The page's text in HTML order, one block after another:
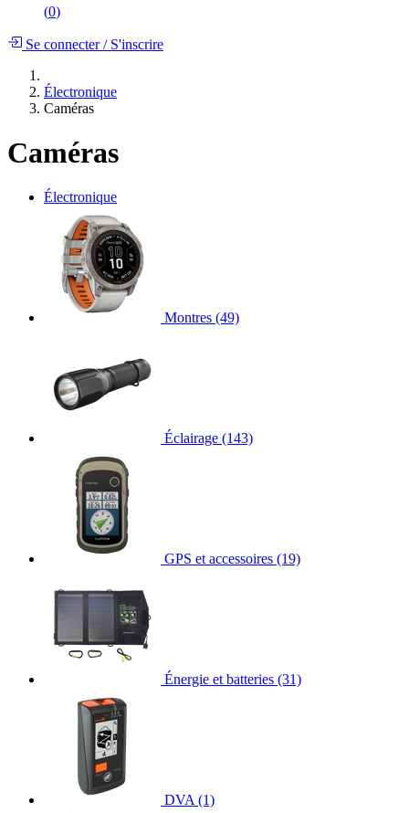
(0)
Se connecter/S'inscrire
Électronique
Caméras
Caméras
Électronique
Montres (49)
Éclairage (143)
GPS et accessoires (19)
Énergie et batteries (31)
DVA (1)